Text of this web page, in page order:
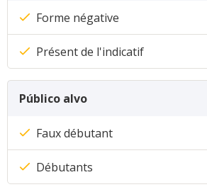
Forme négative
Présent de l'indicatif
Público alvo
Faux débutant
Débutants